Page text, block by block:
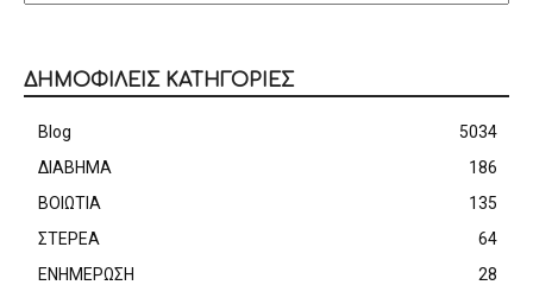
ΔΗΜΟΦΙΛΕΙΣ ΚΑΤΗΓΟΡΙΕΣ
Blog
5034
ΔΙΑΒΗΜΑ
186
ΒΟΙΩΤΙΑ
135
ΣΤΕΡΕΑ
64
ΕΝΗΜΕΡΩΣΗ
28